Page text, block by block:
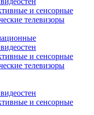
и сенсорные
телевизоры
и сенсорные
телевизоры
и сенсорные